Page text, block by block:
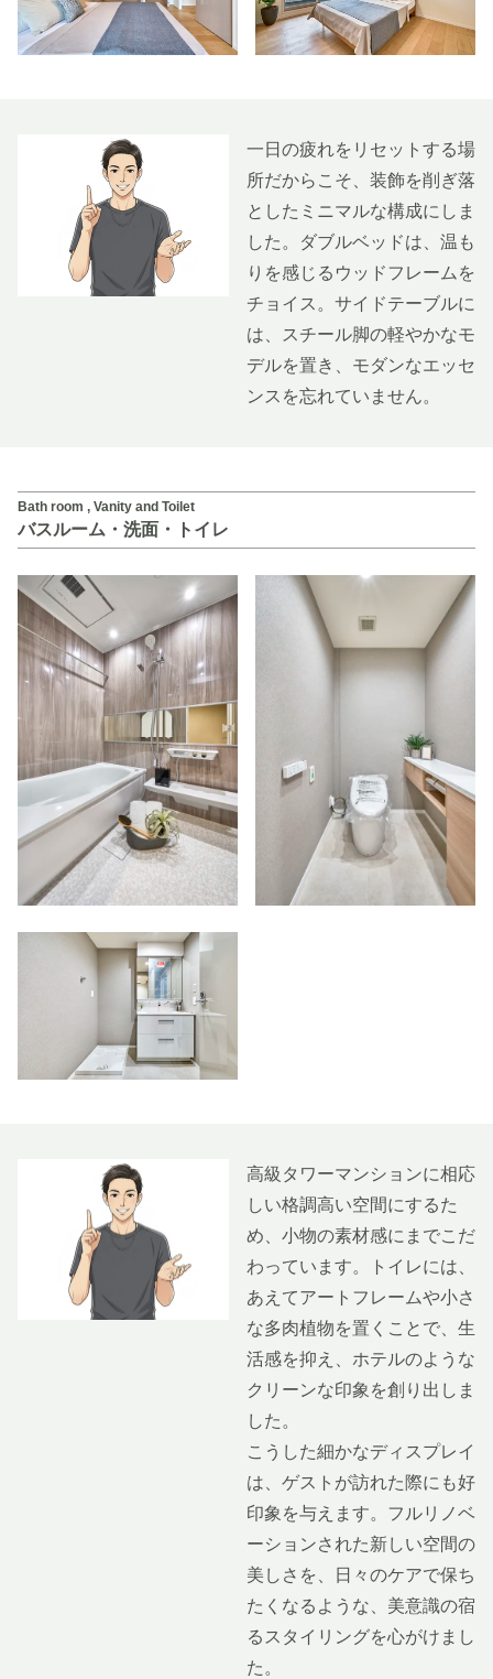
一日の疲れをリセットする場
所だからこそ、装飾を削ぎ落
としたミニマルな構成にしま
した。ダブルベッドは、温も
りを感じるウッドフレームを
チョイス。サイドテーブルに
は、スチール脚の軽やかなモ
デルを置き、モダンなエッセ
ンスを忘れていません。
Bath room , Vanity and Toilet
バスルーム・洗面・トイレ
高級タワーマンションに相応
しい格調高い空間にするた
め、小物の素材感にまでこだ
わっています。トイレには、
あえてアートフレームや小さ
な多肉植物を置くことで、生
活感を抑え、ホテルのような
クリーンな印象を創り出しま
した。
こうした細かなディスプレイ
は、ゲストが訪れた際にも好
印象を与えます。フルリノベ
ーションされた新しい空間の
美しさを、日々のケアで保ち
たくなるような、美意識の宿
るスタイリングを心がけまし
た。